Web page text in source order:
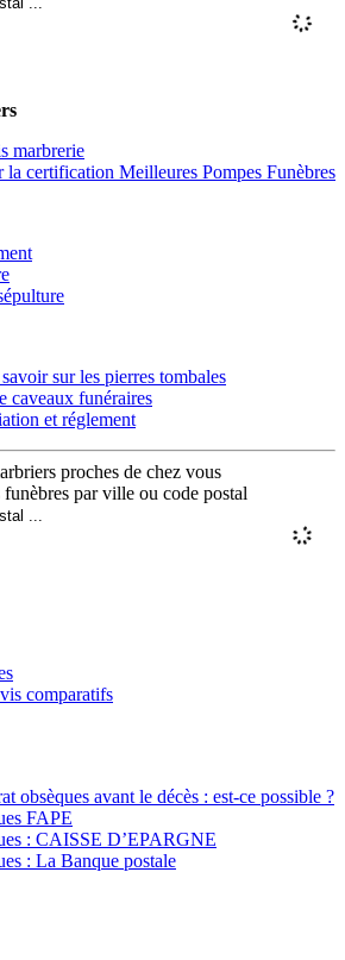
marbrerie
la certification Meilleures Pompes Funèbres
sur les pierres tombales
caveaux funéraires
et réglement
proches de chez vous
par ville ou code postal
comparatifs
obsèques avant le décès : est-ce possible ?
FAPE
: CAISSE D’EPARGNE
: La Banque postale